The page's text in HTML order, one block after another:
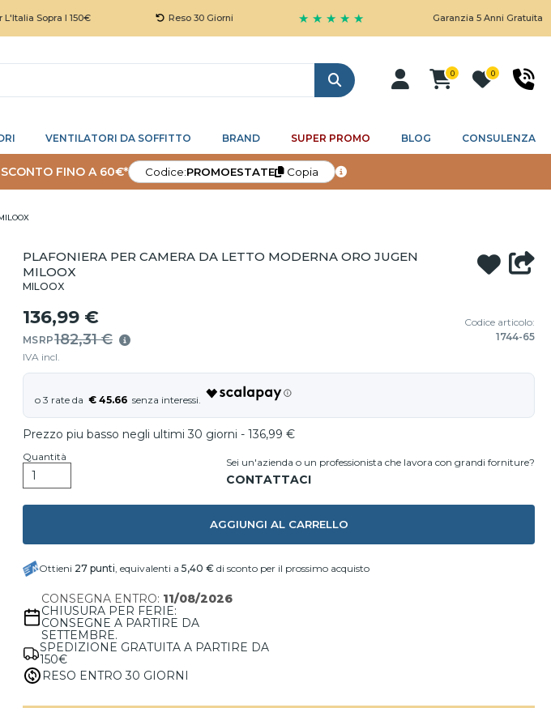
I 150€ Reso 30 Giorni ★ ★ ★ ★ ★ Garanzia 5 Anni Gratuita
Cerca
0 0
VENTILATORI DA SOFFITTO BRAND SUPER PROMO BLOG CONSULENZA
FINO A 60€* Codice:PROMOESTATE Copia
PLAFONIERA PER CAMERA DA LETTO MODERNA ORO JUGEN
MILOOX
MILOOX
136,99 €
MSRP182,31 €
IVA incl.
Codice articolo:
1744-65
€ 45.66
Prezzo piu basso negli ultimi 30 giorni - 136,99 €
Quantità Sei un'azienda o un professionista che lavora con grandi forniture?
AGGIUNGI AL CARRELLO
Ottieni 27 punti, equivalenti a 5,40 € di sconto per il prossimo acquisto
CONSEGNA ENTRO: 11/08/2026
CHIUSURA PER FERIE:
CONSEGNE A PARTIRE DA
SETTEMBRE.
SPEDIZIONE GRATUITA A PARTIRE DA
150€
RESO ENTRO 30 GIORNI